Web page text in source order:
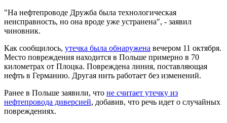
"На нефтепроводе Дружба была технологическая
неисправность, но она вроде уже устранена", - заявил
чиновник.
Как сообщилось, утечка была обнаружена вечером 11 октября.
Место повреждения находится в Польше примерно в 70
километрах от Плоцка. Повреждена линия, поставляющая
нефть в Германию. Другая нить работает без изменений.
Ранее в Польше заявили, что не считает утечку из
нефтепровода диверсией, добавив, что речь идет о случайных
повреждениях.